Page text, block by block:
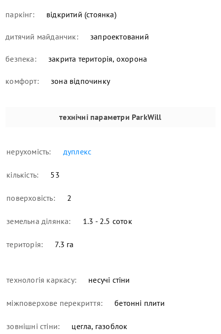
паркінг: відкритий (стоянка)
дитячий майданчик: запроектований
безпека: закрита територія, охорона
комфорт: зона відпочинку
технічні параметри ParkWill
нерухомість: дуплекс
кількість: 53
поверховість: 2
земельна ділянка: 1.3 - 2.5 соток
територія: 7.3 га
технологія каркасу: несучі стіни
міжповерхове перекриття: бетонні плити
зовнішні стіни: цегла, газоблок